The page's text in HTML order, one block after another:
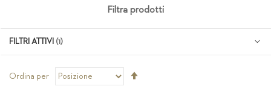
Ordina per
Filtra prodotti
FILTRI ATTIVI